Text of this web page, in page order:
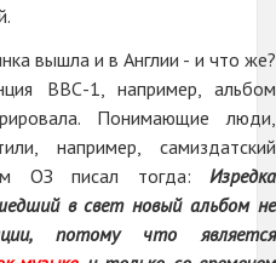
вышла и в Англии - и что же?
ВВС-1, например, альбом
Понимающие люди,
например, самиздатский
ОЗ писал тогда: Изредка
в свет новый альбом не
потому что является